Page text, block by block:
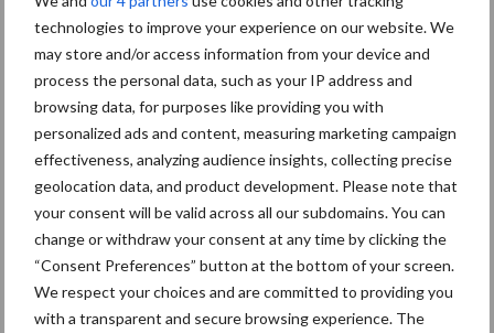
technologies to improve your experience on our website. We
may store and/or access information from your device and
process the personal data, such as your IP address and
browsing data, for purposes like providing you with
personalized ads and content, measuring marketing campaign
effectiveness, analyzing audience insights, collecting precise
geolocation data, and product development. Please note that
your consent will be valid across all our subdomains. You can
change or withdraw your consent at any time by clicking the
“Consent Preferences” button at the bottom of your screen.
We respect your choices and are committed to providing you
with a transparent and secure browsing experience. The
Bedrijfsnieuws
Ligbox &
Voerhekken
Toon meer